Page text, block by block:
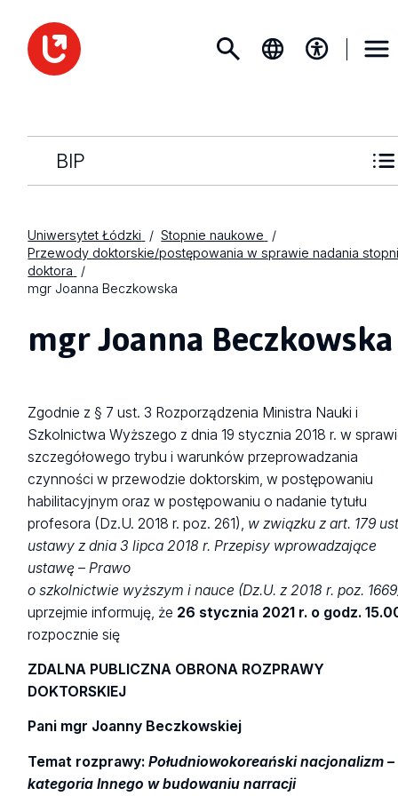
BIP
Uniwersytet Łódzki
Stopnie naukowe
Przewody doktorskie/postępowania w sprawie nadania
doktora
mgr Joanna Beczkowska
mgr Joanna Beczkowska
Zgodnie z § 7 ust. 3 Rozporządzenia Ministra Nauki i
Szkolnictwa Wyższego z dnia 19 stycznia 2018 r. w
szczegółowego trybu i warunków przeprowadzania
czynności w przewodzie doktorskim, w postępowaniu
habilitacyjnym oraz w postępowaniu o nadanie tytułu
profesora (Dz.U. 2018 r. poz. 261), w związku z art. 179
ustawy z dnia 3 lipca 2018 r. Przepisy wprowadzające
ustawę – Prawo
o szkolnictwie wyższym i nauce (Dz.U. z 2018 r. poz.
uprzejmie informuję, że 26 stycznia 2021 r. o godz.
rozpocznie się
ZDALNA PUBLICZNA OBRONA ROZPRAWY
DOKTORSKIEJ
Pani mgr Joanny Beczkowskiej
Temat rozprawy:Południowokoreański nacjonalizm –
kategoria Innego w budowaniu narracji